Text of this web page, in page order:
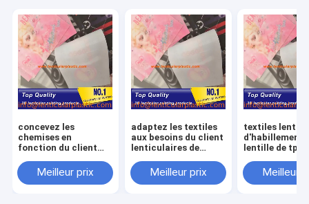
concevez les
chemises en
fonction du client
lentille de feuille
d'habillement de
Meilleur prix
adaptez les textiles
aux besoins du client
lenticulaires de
de tissu de
conception d'images
Meilleur prix
textiles
d'habillement
lentille de tpu
de mode
matérielle
Meilleur